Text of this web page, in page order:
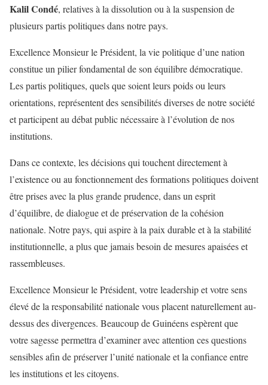
Kalil Condé, relatives à la dissolution ou à la suspension de
plusieurs partis politiques dans notre pays.
Excellence Monsieur le Président, la vie politique d’une nation
constitue un pilier fondamental de son équilibre démocratique.
Les partis politiques, quels que soient leurs poids ou leurs
orientations, représentent des sensibilités diverses de notre société
et participent au débat public nécessaire à l’évolution de nos
institutions.
Dans ce contexte, les décisions qui touchent directement à
l’existence ou au fonctionnement des formations politiques doivent
être prises avec la plus grande prudence, dans un esprit
d’équilibre, de dialogue et de préservation de la cohésion
nationale. Notre pays, qui aspire à la paix durable et à la stabilité
institutionnelle, a plus que jamais besoin de mesures apaisées et
rassembleuses.
Excellence Monsieur le Président, votre leadership et votre sens
élevé de la responsabilité nationale vous placent naturellement au-
dessus des divergences. Beaucoup de Guinéens espèrent que
votre sagesse permettra d’examiner avec attention ces questions
sensibles afin de préserver l’unité nationale et la confiance entre
les institutions et les citoyens.